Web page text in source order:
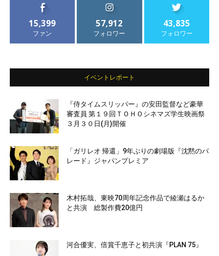
15,399
ファン
57,912
フォロワー
43,835
フォロワー
イベントレポート
『侍タイムスリッパー』の安田監督など豪華
審査員 第１９回ＴＯＨＯシネマズ学生映画祭
３月３０日(月)開催
「ガリレオ 帰還」9年ぶりの劇場版『沈黙のパ
レード』ジャパンプレミア
木村拓哉、東映70周年記念作品で綾瀬はるか
と共演 総製作費20億円
河合優実、倍賞千恵子と初共演『PLAN 75』